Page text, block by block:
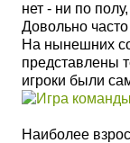
нет - ни по
Довольно
На нынешних
представлены
игроки были
Наиболее